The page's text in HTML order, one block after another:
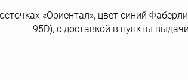
«Ориентал», цвет синий
95D), с доставкой в пункты